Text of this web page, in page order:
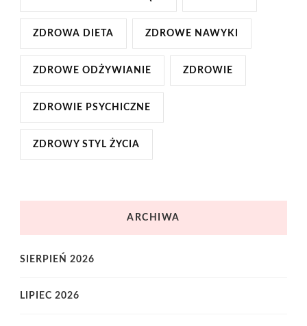
ZDROWA DIETA ZDROWE NAWYKI
ZDROWE ODŻYWIANIE ZDROWIE
ZDROWIE PSYCHICZNE
ZDROWY STYL ŻYCIA
ARCHIWA
SIERPIEŃ 2026
LIPIEC 2026